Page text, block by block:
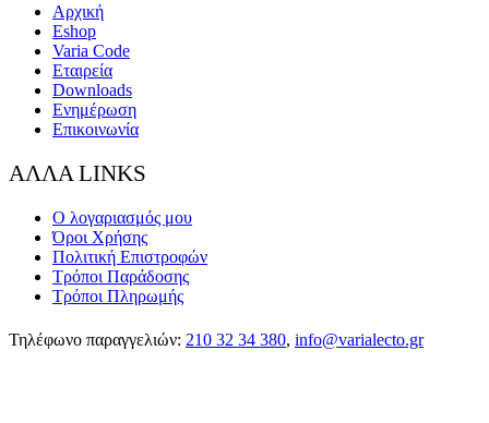
Αρχική
Eshop
Varia Code
Εταιρεία
Downloads
Ενημέρωση
Επικοινωνία
ΑΛΛΑ LINKS
Ο λογαριασμός μου
Όροι Χρήσης
Πολιτική Επιστροφών
Τρόποι Παράδοσης
Τρόποι Πληρωμής
Τηλέφωνο παραγγελιών: 210 32 34 380, info@varialecto.gr